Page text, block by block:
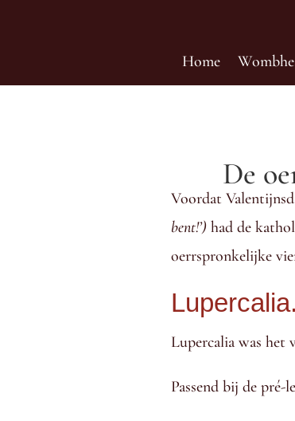
Home
De
Voordat
bent!’)had de
oerrspronkelijke
Lupercalia.
Lupercalia was het
Passend bij de pré-